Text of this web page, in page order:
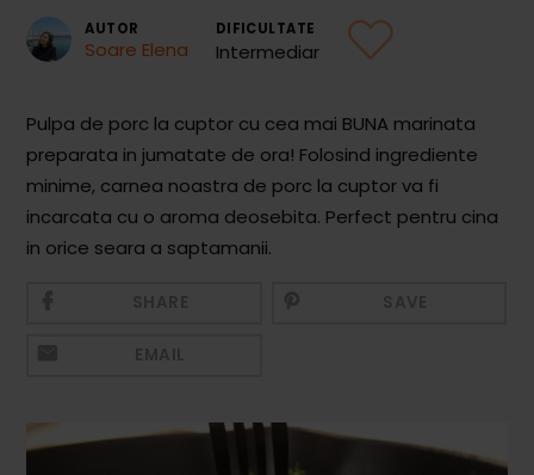
Toate Reţetele
Aperitive
Aperitive Calde
Aperitive Reci
Mezeluri
Băuturi reci
AUTOR
Soare Elena
DIFICULTATE
Intermediar
Pulpa de porc la cuptor cu cea mai BUNA marinata
preparata in jumatate de ora! Folosind ingrediente
minime, carnea noastra de porc la cuptor va fi
incarcata cu o aroma deosebita. Perfect pentru cina
in orice seara a saptamanii.